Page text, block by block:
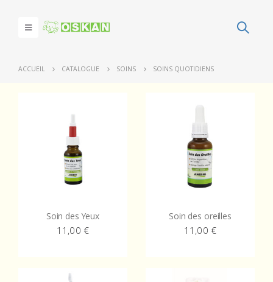
ACCUEIL CATALOGUE SOINS SOINS QUOTIDIENS
Soin des Yeux
11,00 €
Soin des oreilles
11,00 €